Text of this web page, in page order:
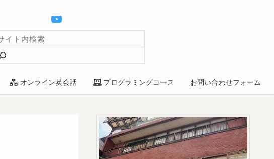
オンライン英会話 プログラミングコース お問い合わせフォーム